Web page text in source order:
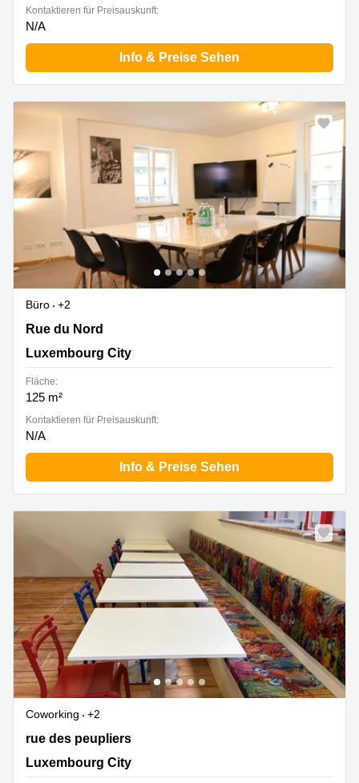
Kontaktieren für Preisauskunft:
N/A
Info & Preise Sehen
Büro
+2
Rue du Nord 2-4, Luxembourg City
Rue du Nord
Luxembourg City
Fläche:
125 m²
Kontaktieren für Preisauskunft:
N/A
Info & Preise Sehen
Coworking
+2
20 rue des peupliers, Luxembourg City
rue des peupliers
Luxembourg City